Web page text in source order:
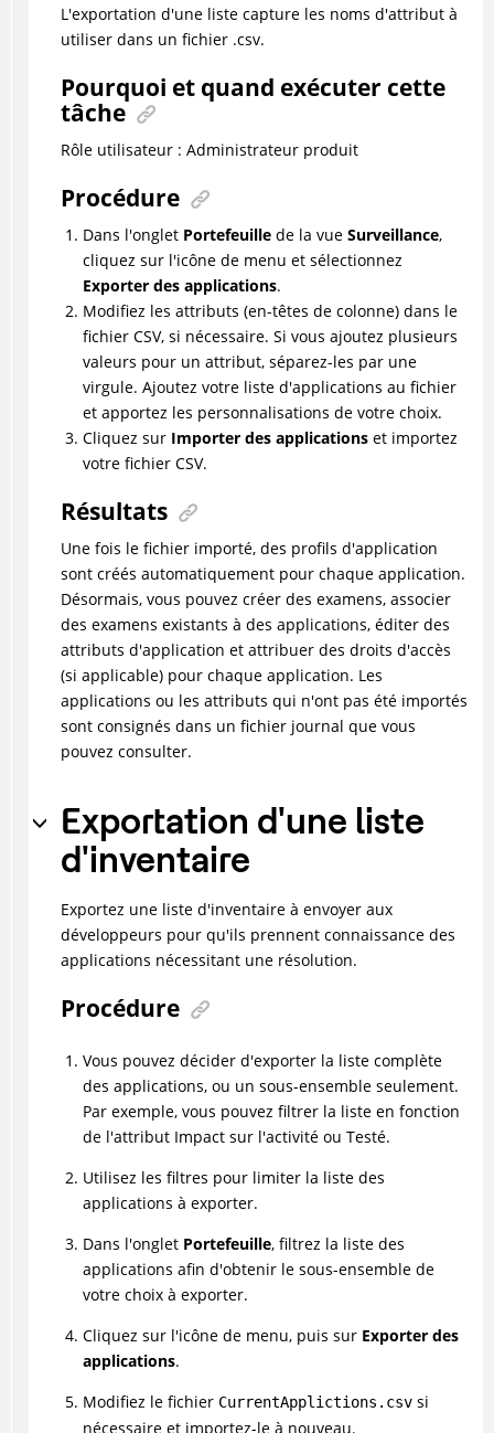
L'exportation d'une liste capture les noms d'attribut à
utiliser dans un fichier .csv.
Pourquoi et quand exécuter cette
tâche
Rôle utilisateur : Administrateur produit
Procédure
Dans l'onglet Portefeuillede la vue Surveillance,
cliquez sur l'icône de menu et sélectionnez
Exporter des applications.
Modifiez les attributs (en-têtes de colonne) dans le
fichier CSV, si nécessaire. Si vous ajoutez plusieurs
valeurs pour un attribut, séparez-les par une
virgule. Ajoutez votre liste d'applications au fichier
et apportez les personnalisations de votre choix.
Cliquez sur Importer des applicationset importez
votre fichier CSV.
Résultats
Une fois le fichier importé, des profils d'application
sont créés automatiquement pour chaque application.
Désormais, vous pouvez créer des examens, associer
des examens existants à des applications, éditer des
attributs d'application et attribuer des droits d'accès
(si applicable) pour chaque application. Les
applications ou les attributs qui n'ont pas été importés
sont consignés dans un fichier journal que vous
pouvez consulter.
Exportation d'une liste
d'inventaire
Exportez une liste d'inventaire à envoyer aux
développeurs pour qu'ils prennent connaissance des
applications nécessitant une résolution.
Procédure
Vous pouvez décider d'exporter la liste complète
des applications, ou un sous-ensemble seulement.
Par exemple, vous pouvez filtrer la liste en fonction
de l'attribut Impact sur l'activité ou Testé.
Utilisez les filtres pour limiter la liste des
applications à exporter.
Dans l'onglet Portefeuille, filtrez la liste des
applications afin d'obtenir le sous-ensemble de
votre choix à exporter.
Cliquez sur l'icône de menu, puis sur Exporter des
applications.
Modifiez le fichier CurrentApplictions.csvsi
nécessaire et importez-le à nouveau.